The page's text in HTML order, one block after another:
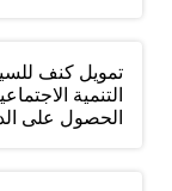
تمويل كنف
التنمية
الحصول على